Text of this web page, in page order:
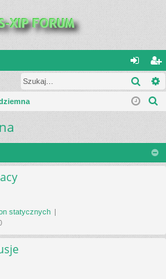
al
og
si
ę
ar
ej
tru
ja
statycznych